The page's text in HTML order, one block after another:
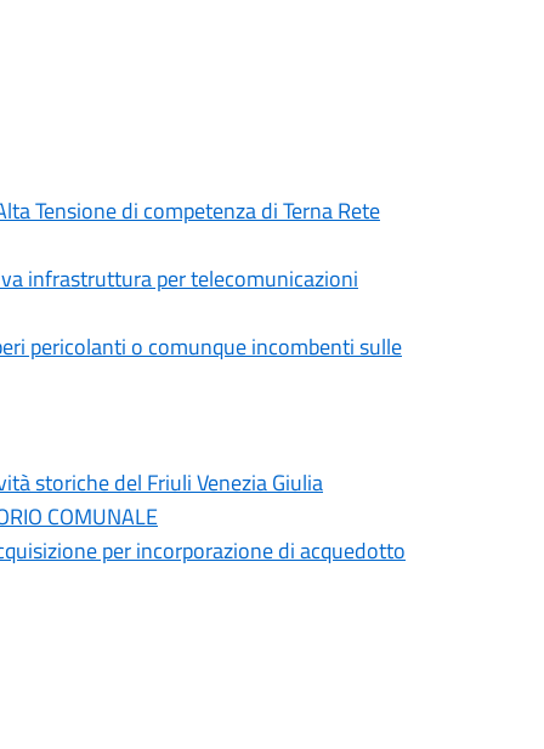
Tensione di competenza di Terna Rete
infrastruttura per telecomunicazioni
pericolanti o comunque incombenti sulle
storiche del Friuli Venezia Giulia
COMUNALE
per incorporazione di acquedotto